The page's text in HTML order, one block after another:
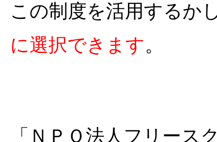
この制度を活用するか
に選択できます。
「ＮＰＯ法人フリース